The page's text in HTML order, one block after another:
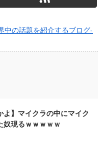
中の話題を紹介するブログ-
よ】マイクラの中にマイク
奴現るｗｗｗｗｗ